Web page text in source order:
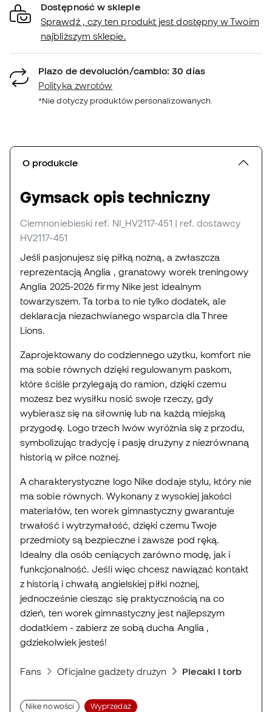
Dostępność w sklepie
Sprawdź , czy ten produkt jest dostępny w Twoim
najbliższym sklepie.
Plazo de devolución/cambio: 30 días
Polityka zwrotów
*Nie dotyczy produktów personalizowanych.
O produkcie
Gymsack opis techniczny
Ciemnoniebieski ref. NI_HV2117-451 | ref. dostawcy
HV2117-451
Jeśli pasjonujesz się piłką nożną, a zwłaszcza
reprezentacją Anglia , granatowy worek treningowy
Anglia 2025-2026 firmy Nike jest idealnym
towarzyszem. Ta torba to nie tylko dodatek, ale
deklaracja niezachwianego wsparcia dla Three
Lions.
Zaprojektowany do codziennego użytku, komfort nie
ma sobie równych dzięki regulowanym paskom,
które ściśle przylegają do ramion, dzięki czemu
możesz bez wysiłku nosić swoje rzeczy, gdy
wybierasz się na siłownię lub na każdą miejską
przygodę. Logo trzech lwów wyróżnia się z przodu,
symbolizując tradycję i pasję drużyny z niezrównaną
historią w piłce nożnej.
A charakterystyczne logo Nike dodaje stylu, który nie
ma sobie równych. Wykonany z wysokiej jakości
materiałów, ten worek gimnastyczny gwarantuje
trwałość i wytrzymałość, dzięki czemu Twoje
przedmioty są bezpieczne i zawsze pod ręką.
Idealny dla osób ceniących zarówno modę, jak i
funkcjonalność. Jeśli więc chcesz nawiązać kontakt
z historią i chwałą angielskiej piłki nożnej,
jednocześnie ciesząc się praktycznością na co
dzień, ten worek gimnastyczny jest najlepszym
dodatkiem - zabierz ze sobą ducha Anglia ,
gdziekolwiek jesteś!
Fans Oficjalne gadżety drużyn Plecaki i torby
Nike nowości Wyprzedaż